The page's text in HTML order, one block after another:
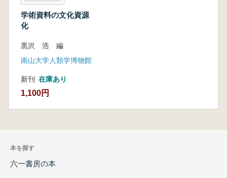
学術資料の文化資源
化
黒沢 浩 編
南山大学人類学博物館
新刊 在庫あり
1,100円
本を探す
六一書房の本